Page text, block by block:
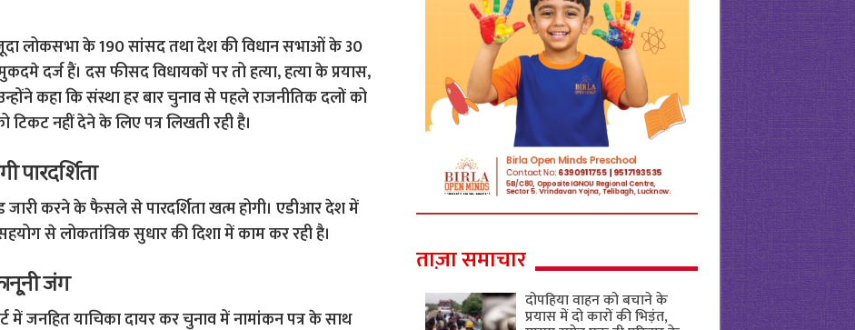
लोकसभा के 190 सांसद तथा देश की विधान सभाओं के 30
दर्ज हैं। दस फीसद विधायकों पर तो हत्या, हत्या के प्रयास,
कहा कि संस्था हर बार चुनाव से पहले राजनीतिक दलों को
नहीं देने के लिए पत्र लिखती रही है।
पारदर्शिता
जारी करने के फैसले से पारदर्शिता खत्म होगी। एडीआर देश में
से लोकतांत्रिक सुधार की दिशा में काम कर रही है।
जंग
में जनहित याचिका दायर कर चुनाव में नामांकन पत्र के साथ
ताज़ा समाचार
दोपहिया वाहन को बचाने के
प्रयास में दो कारों की भिड़ंत,